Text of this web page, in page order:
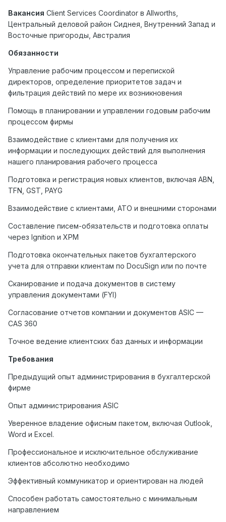
Вакансия Client Services Coordinator в Allworths,
Центральный деловой район Сиднея, Внутренний Запад и
Восточные пригороды, Австралия
Обязанности
Управление рабочим процессом и перепиской
директоров, определение приоритетов задач и
фильтрация действий по мере их возникновения
Помощь в планировании и управлении годовым рабочим
процессом фирмы
Взаимодействие с клиентами для получения их
информации и последующих действий для выполнения
нашего планирования рабочего процесса
Подготовка и регистрация новых клиентов, включая ABN,
TFN, GST, PAYG
Взаимодействие с клиентами, АТО и внешними сторонами
Составление писем-обязательств и подготовка оплаты
через Ignition и XPM
Подготовка окончательных пакетов бухгалтерского
учета для отправки клиентам по DocuSign или по почте
Сканирование и подача документов в систему
управления документами (FYI)
Согласование отчетов компании и документов ASIC —
CAS 360
Точное ведение клиентских баз данных и информации
Требования
Предыдущий опыт администрирования в бухгалтерской
фирме
Опыт администрирования ASIC
Уверенное владение офисным пакетом, включая Outlook,
Word и Excel.
Профессиональное и исключительное обслуживание
клиентов абсолютно необходимо
Эффективный коммуникатор и ориентирован на людей
Способен работать самостоятельно с минимальным
направлением